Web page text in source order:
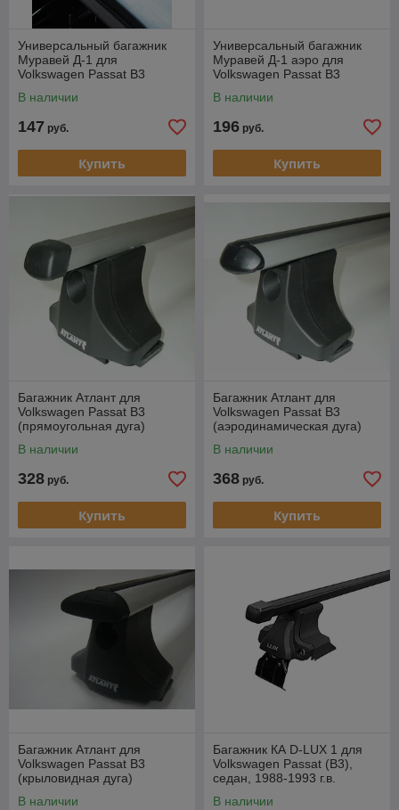
Универсальный багажник
Муравей Д-1 для
Volkswagen Passat B3
В наличии
147 руб.
Купить
Универсальный багажник
Муравей Д-1 аэро для
Volkswagen Passat B3
В наличии
196 руб.
Купить
Багажник Атлант для
Volkswagen Passat B3
(прямоугольная дуга)
В наличии
328 руб.
Купить
Багажник Атлант для
Volkswagen Passat B3
(аэродинамическая дуга)
В наличии
368 руб.
Купить
Багажник Атлант для
Volkswagen Passat B3
(крыловидная дуга)
В наличии
Багажник КА D-LUX 1 для
Volkswagen Passat (B3),
седан, 1988-1993 г.в.
В наличии